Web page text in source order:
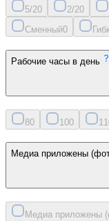
5/20 2/20
Сменный0
Рабочие часы в день
80 100 11
Медиа приложены
Медиа приложены